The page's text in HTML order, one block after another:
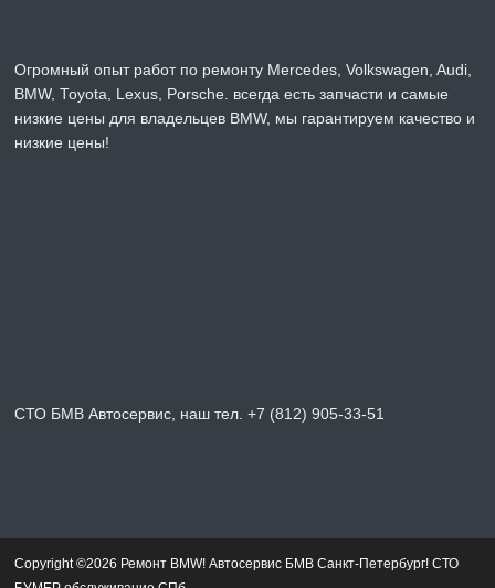
Огромный опыт работ по ремонту Mercedes, Volkswagen, Audi,
BMW, Toyota, Lexus, Porsche. всегда есть запчасти и самые
низкие цены для владельцев BMW, мы гарантируем качество и
низкие цены!
СТО БМВ Автосервис, наш тел. +7 (812) 905-33-51
Copyright ©2026 Ремонт BMW! Автосервис БМВ Санкт-Петербург! СТО